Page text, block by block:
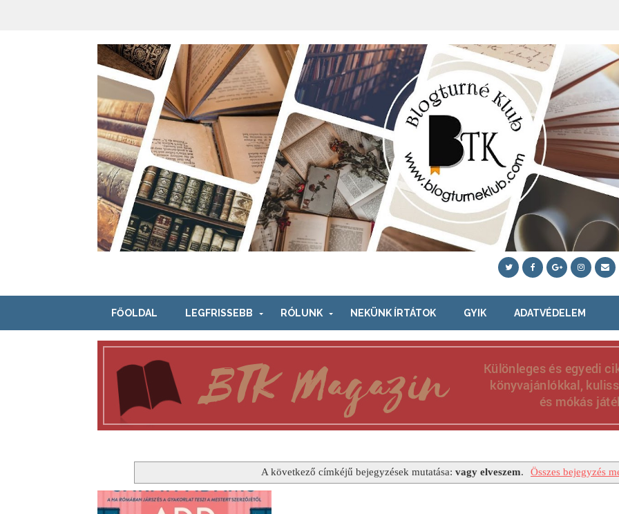
FŐOLDAL LEGFRISSEBB RÓLUNK NEKÜNK ÍRTÁTOK GYIK ADATVÉDELEM
A következő címkéjű bejegyzések mutatása: vagy elveszem. Összes bejegyzés